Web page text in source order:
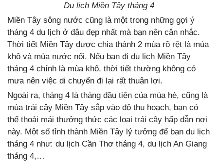
Du lịch Miền Tây tháng 4
Miền Tây sông nước cũng là một trong những gợi ý
tháng 4 du lịch ở đâu đẹp nhất mà bạn nên cân nhắc.
Thời tiết Miền Tây được chia thành 2 mùa rõ rệt là mùa
khô và mùa nước nổi. Nếu bạn đi du lịch Miền Tây
tháng 4 chính là mùa khô, thời tiết thường không có
mưa nên việc di chuyển đi lại rất thuận lợi.
Ngoài ra, tháng 4 là tháng đầu tiên của mùa hè, cũng là
mùa trái cây Miền Tây sắp vào độ thu hoạch, bạn có
thể thoải mái thưởng thức các loại trái cây hấp dẫn nơi
này. Một số tỉnh thành Miền Tây lý tưởng để bạn du lịch
tháng 4 như: du lịch Cần Thơ tháng 4, du lịch An Giang
tháng 4,…